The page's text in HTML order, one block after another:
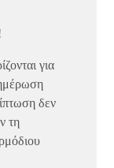
για
δεν
τη